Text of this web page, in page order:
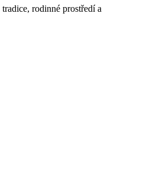
rodinné prostředí a